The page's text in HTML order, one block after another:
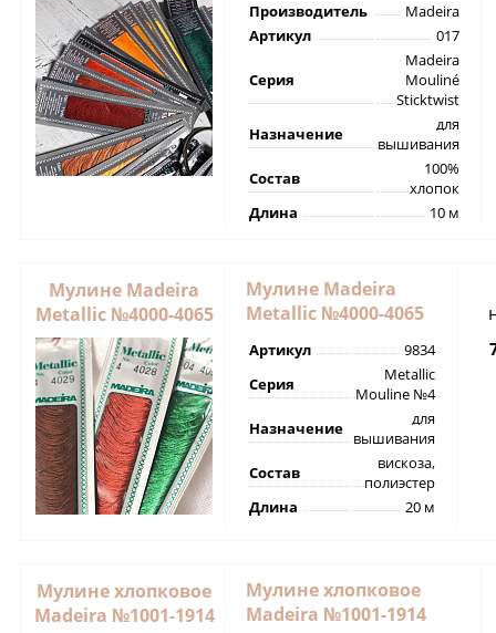
Производитель
Madeira
Артикул
017
Серия
Madeira
Mouliné
Sticktwist
Назначение
для
вышивания
Состав
100%
хлопок
Длина
10 м
Мулине Madeira
Metallic №4000-4065
Мулине Madeira
Metallic №4000-4065
Артикул
9834
Серия
Metallic
Mouline №4
Назначение
для
вышивания
Состав
вискоза,
полиэстер
Длина
20 м
Мулине хлопковое
Madeira №1001-1914
Мулине хлопковое
Madeira №1001-1914